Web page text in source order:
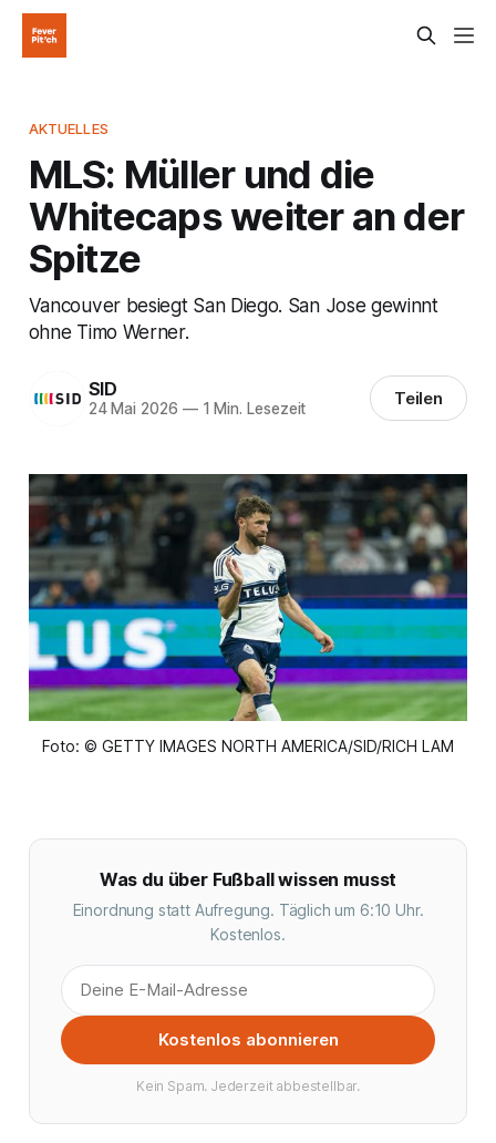
AKTUELLES
MLS: Müller und die
Whitecaps weiter an der
Spitze
Vancouver besiegt San Diego. San Jose gewinnt
ohne Timo Werner.
SID
24 Mai 2026 —1 Min. Lesezeit Teilen
Foto: © GETTY IMAGES NORTH AMERICA/SID/RICH LAM
Was du über Fußball wissen musst
Einordnung statt Aufregung. Täglich um 6:10 Uhr.
Kostenlos.
Kostenlos abonnieren
Kein Spam. Jederzeit abbestellbar.